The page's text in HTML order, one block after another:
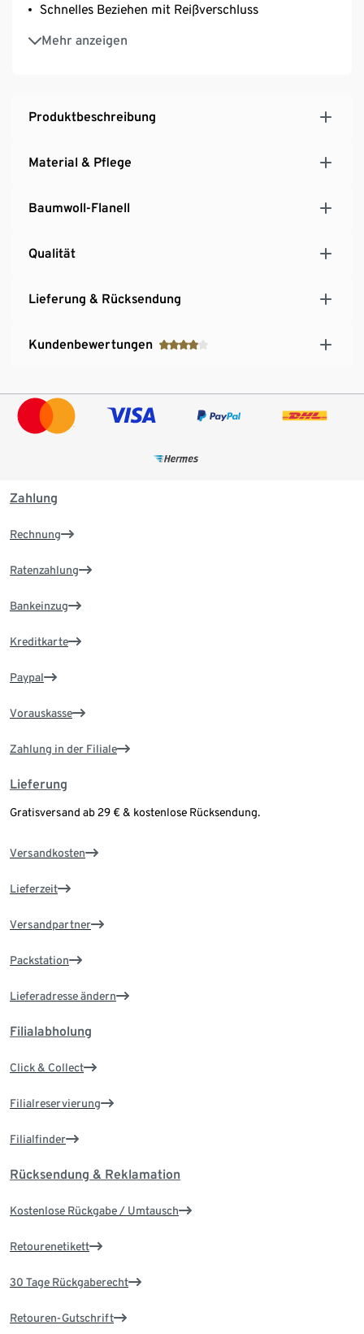
Schnelles Beziehen mit Reißverschluss
Mehr anzeigen
Saugfähig
GOTS zertifiziert
Produktbeschreibung
Material & Pflege
Baumwoll-Flanell
Qualität
Lieferung & Rücksendung
Kundenbewertungen
Zahlung
Rechnung
Ratenzahlung
Bankeinzug
Kreditkarte
Paypal
Vorauskasse
Zahlung in der Filiale
Lieferung
Gratisversand ab 29 € & kostenlose Rücksendung.
Versandkosten
Lieferzeit
Versandpartner
Packstation
Lieferadresse ändern
Filialabholung
Click & Collect
Filialreservierung
Filialfinder
Rücksendung & Reklamation
Kostenlose Rückgabe / Umtausch
Retourenetikett
30 Tage Rückgaberecht
Retouren-Gutschrift